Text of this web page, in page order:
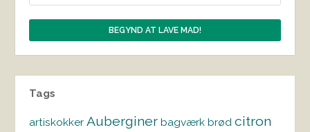
Tags
artiskokker Auberginer bagværk brød citron